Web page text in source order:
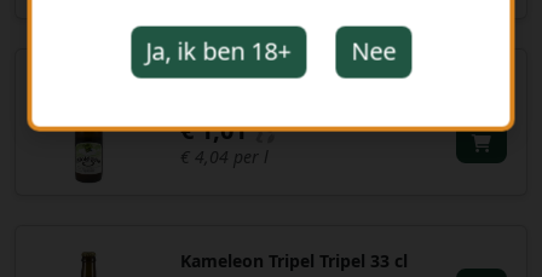
€ 1,01
€ 4,04 per l
Kameleon Tripel Tripel 33 cl
Ja, ik ben 18+ Nee